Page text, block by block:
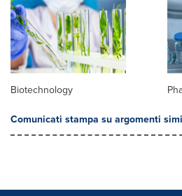
Biotechnology
Comunicati stampa su argomenti